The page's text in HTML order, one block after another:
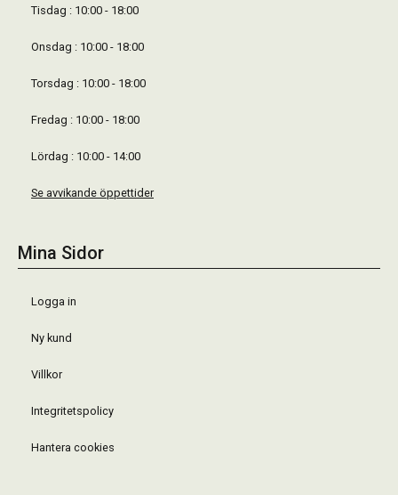
Tisdag : 10:00 - 18:00
Onsdag : 10:00 - 18:00
Torsdag : 10:00 - 18:00
Fredag : 10:00 - 18:00
Lördag : 10:00 - 14:00
Se avvikande öppettider
Mina Sidor
Logga in
Ny kund
Villkor
Integritetspolicy
Hantera cookies